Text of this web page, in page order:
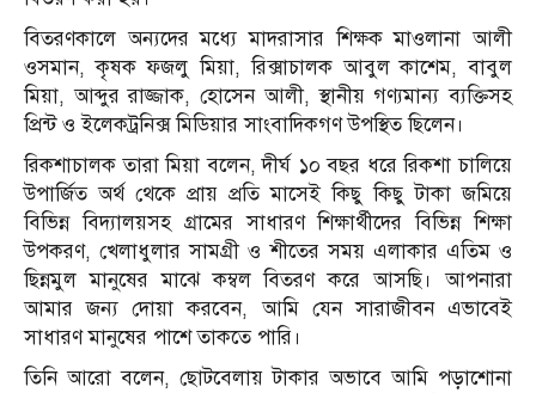
বিতরণকালে অন্যদের মধ্যে মাদরাসার শিক্ষক মাওলানা আলী
ওসমান, কৃষক ফজলু মিয়া, রিক্সাচালক আবুল কাশেম, বাবুল
মিয়া, আব্দুর রাজ্জাক, হোসেন আলী, স্থানীয় গণ্যমান্য ব্যক্তিসহ
প্রিন্ট ও ইলেকট্রনিক্স মিডিয়ার সাংবাদিকগণ উপস্থিত ছিলেন।
রিকশাচালক তারা মিয়া বলেন, দীর্ঘ ১০ বছর ধরে রিকশা চালিয়ে
উপার্জিত অর্থ থেকে প্রায় প্রতি মাসেই কিছু কিছু টাকা জমিয়ে
বিভিন্ন বিদ্যালয়সহ গ্রামের সাধারণ শিক্ষার্থীদের বিভিন্ন শিক্ষা
উপকরণ, খেলাধুলার সামগ্রী ও শীতের সময় এলাকার এতিম ও
ছিন্নমুল মানুষের মাঝে কম্বল বিতরণ করে আসছি। আপনারা
আমার জন্য দোয়া করবেন, আমি যেন সারাজীবন এভাবেই
সাধারণ মানুষের পাশে তাকতে পারি।
তিনি আরো বলেন, ছোটবেলায় টাকার অভাবে আমি পড়াশোনা